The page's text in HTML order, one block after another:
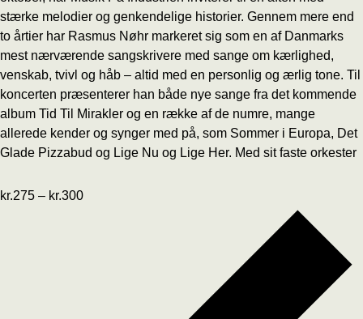
stærke melodier og genkendelige historier. Gennem mere end
to årtier har Rasmus Nøhr markeret sig som en af Danmarks
mest nærværende sangskrivere med sange om kærlighed,
venskab, tvivl og håb – altid med en personlig og ærlig tone. Til
koncerten præsenterer han både nye sange fra det kommende
album Tid Til Mirakler og en række af de numre, mange
allerede kender og synger med på, som Sommer i Europa, Det
Glade Pizzabud og Lige Nu og Lige Her. Med sit faste orkester
kr.275 – kr.300